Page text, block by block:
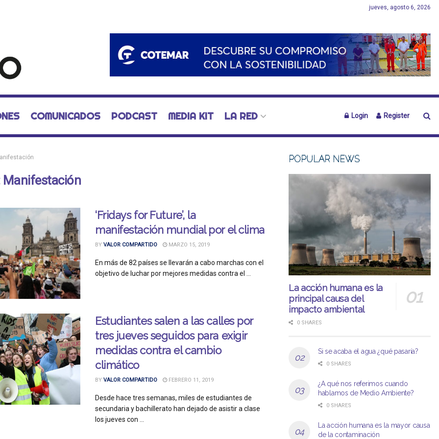
jueves, agosto 6, 2026
COMUNICADOS PODCAST MEDIA KIT LA RED Login Register
Manifestación
‘Fridays for Future’, la
manifestación mundial por el clima
BY VALOR COMPARTIDO MARZO 15, 2019
En más de 82 países se llevarán a cabo marchas con el
objetivo de luchar por mejores medidas contra el ...
Estudiantes salen a las calles por
tres jueves seguidos para exigir
medidas contra el cambio
climático
BY VALOR COMPARTIDO FEBRERO 11, 2019
Desde hace tres semanas, miles de estudiantes de
secundaria y bachillerato han dejado de asistir a clase
los jueves con ...
POPULAR NEWS
La acción humana es la
principal causa del
impacto ambiental
0 SHARES
Si se acaba el agua ¿qué pasaría?
0 SHARES
¿A qué nos referimos cuando
hablamos de Medio Ambiente?
0 SHARES
La acción humana es la mayor causa
de la contaminación